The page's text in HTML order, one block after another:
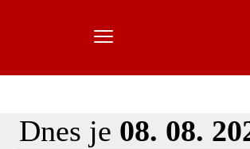
Dnes je 08. 08.